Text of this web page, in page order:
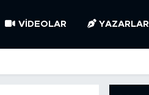
VIDEOLAR YAZARLAR